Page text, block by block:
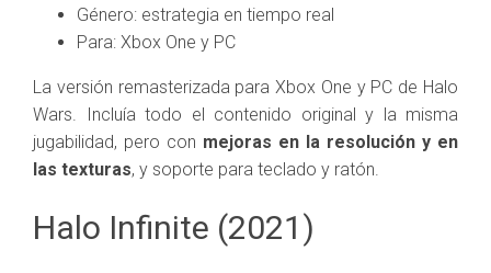
Género: estrategia en tiempo real
Para: Xbox One y PC
La versión remasterizada para Xbox One y PC de Halo
Wars. Incluía todo el contenido original y la misma
jugabilidad, pero con mejoras en la resolución y en
las texturas, y soporte para teclado y ratón.
Halo Infinite (2021)